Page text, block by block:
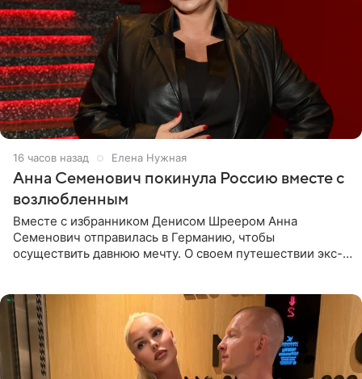
16 часов назад Елена Нужная
Анна Семенович покинула Россию вместе с
возлюбленным
Вместе с избранником Денисом Шреером Анна
Семенович отправилась в Германию, чтобы
осуществить давнюю мечту. О своем путешествии экс-